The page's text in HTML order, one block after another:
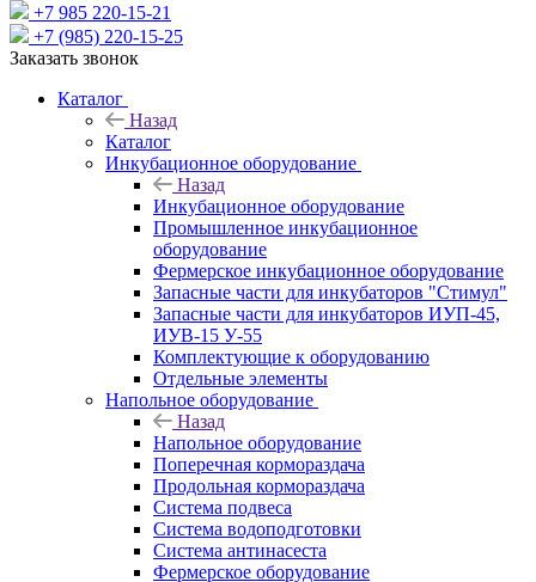
+7 985 220-15-21
+7 (985) 220-15-25
Заказать звонок
Каталог
Назад
Каталог
Инкубационное оборудование
Назад
Инкубационное оборудование
Промышленное инкубационное
оборудование
Фермерское инкубационное оборудование
Запасные части для инкубаторов "Стимул"
Запасные части для инкубаторов ИУП-45,
ИУВ-15 У-55
Комплектующие к оборудованию
Отдельные элементы
Напольное оборудование
Назад
Напольное оборудование
Поперечная кормораздача
Продольная кормораздача
Система подвеса
Система водоподготовки
Система антинасеста
Фермерское оборудование